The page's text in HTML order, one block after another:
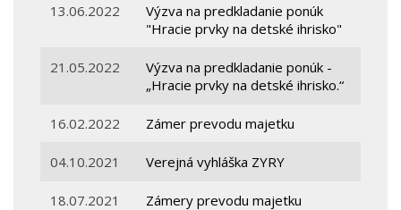
13.06.2022
Výzva na predkladanie ponúk
"Hracie prvky na detské ihrisko"
21.05.2022
Výzva na predkladanie ponúk -
„Hracie prvky na detské ihrisko.“
16.02.2022 Zámer prevodu majetku
04.10.2021 Verejná vyhláška ZYRY
18.07.2021 Zámery prevodu majetku